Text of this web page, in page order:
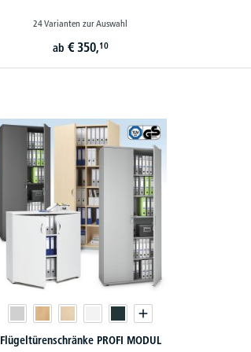
24 Varianten zur Auswahl
ab € 350,10
Flügeltürenschränke PROFI MODUL